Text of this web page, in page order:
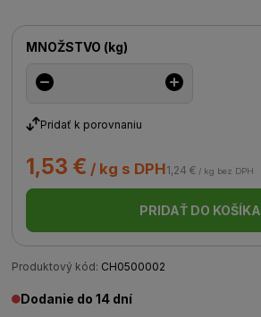
MNOŽSTVO (kg)
Pridať k porovnaniu
1,53 € / kg s DPH1,24 € / kg bez DPH
PRIDAŤ DO KOŠÍKA
Produktový kód: CH0500002
Dodanie do 14 dní